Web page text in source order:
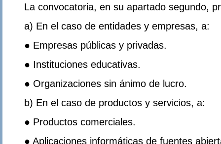
La convocatoria, en su apartado segundo,
a) En el caso de entidades y empresas, a:
● Empresas públicas y privadas.
● Instituciones educativas.
● Organizaciones sin ánimo de lucro.
b) En el caso de productos y servicios, a:
● Productos comerciales.
● Aplicaciones informáticas de fuentes